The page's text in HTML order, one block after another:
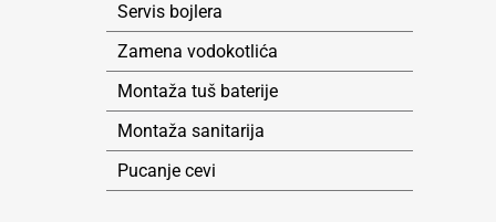
Servis bojlera
Zamena vodokotlića
Montaža tuš baterije
Montaža sanitarija
Pucanje cevi